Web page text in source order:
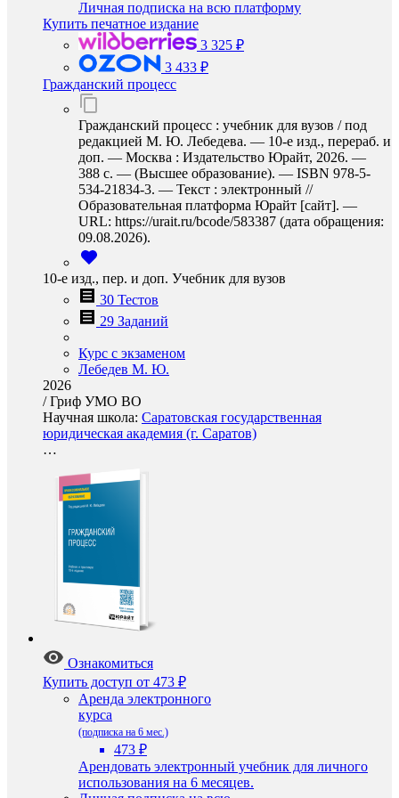
Личная подписка на всю платформу
Купить печатное издание
3 325 ₽
3 433 ₽
Гражданский процесс
Гражданский процесс : учебник для вузов / под
редакцией М. Ю. Лебедева. — 10-е изд., перераб. и
доп. — Москва : Издательство Юрайт, 2026. —
388 с. — (Высшее образование). — ISBN 978-5-
534-21834-3. — Текст : электронный //
Образовательная платформа Юрайт [сайт]. —
URL: https://urait.ru/bcode/583387 (дата обращения:
09.08.2026).
10-е изд., пер. и доп. Учебник для вузов
30 Тестов
29 Заданий
Курс с экзаменом
Лебедев М. Ю.
2026
/Гриф УМО ВО
Научная школа: Саратовская государственная
юридическая академия (г. Саратов)
…
Ознакомиться
Купить доступ от 473 ₽
Аренда электронного
курса
(подписка на 6 мес.)
473 ₽
Арендовать электронный учебник для личного
использования на 6 месяцев.